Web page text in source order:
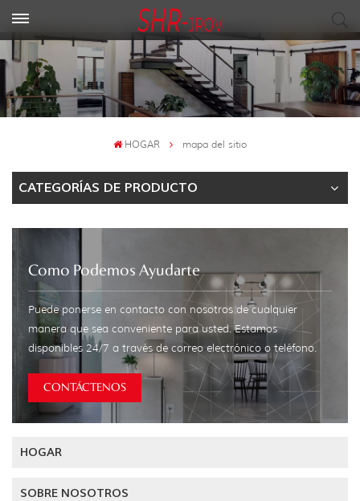
HOGAR mapa del sitio
CATEGORÍAS DE PRODUCTO
Como Podemos Ayudarte
Puede ponerse en contacto con nosotros de cualquier
manera que sea conveniente para usted. Estamos
disponibles 24/7 a través de correo electrónico o teléfono.
CONTÁCTENOS
HOGAR
SOBRE NOSOTROS